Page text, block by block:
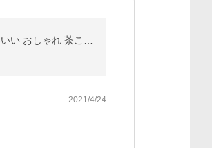
2021/4/24